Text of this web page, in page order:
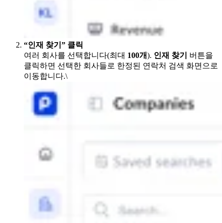
“인재 찾기” 클릭
여러 회사를 선택합니다(최대 100개). 인재 찾기
버튼을
클릭하면 선택한 회사들로 한정된 연락처 검색 화면으로
이동합니다.\